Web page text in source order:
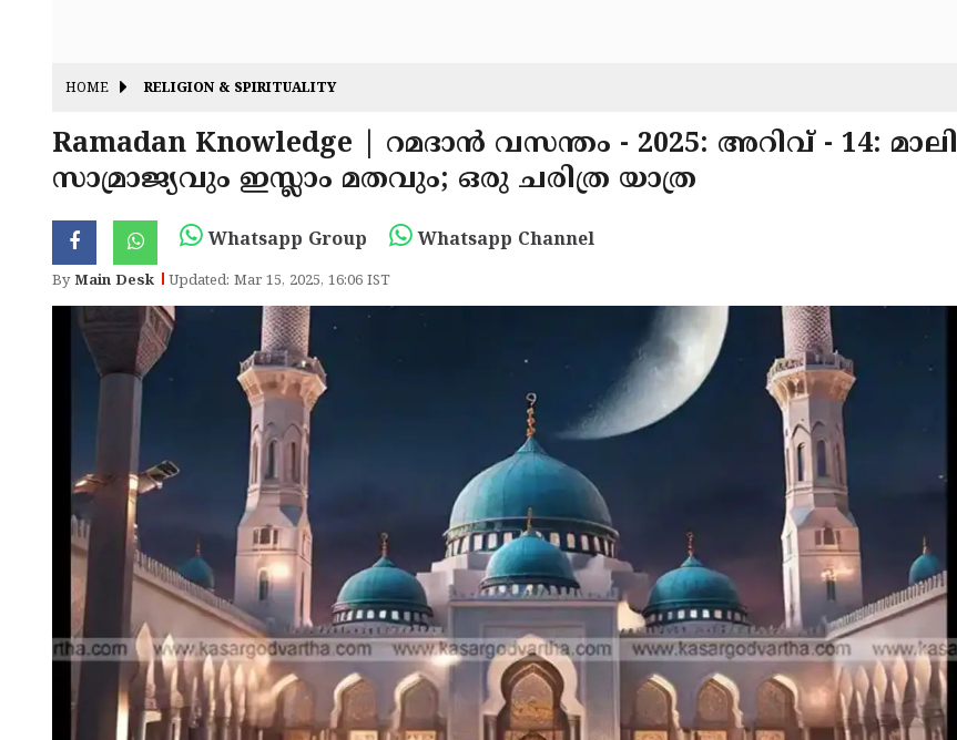
HOME RELIGION & SPIRITUALITY
Ramadan Knowledge | റമദാന്‍ വസന്തം - 2025: അറിവ് - 14: മാലി
സാമ്രാജ്യവും ഇസ്ലാം മതവും; ഒരു ചരിത്ര യാത്ര
Whatsapp Group Whatsapp Channel
ByMain Desk Updated: Mar 15, 2025, 16:06 IST